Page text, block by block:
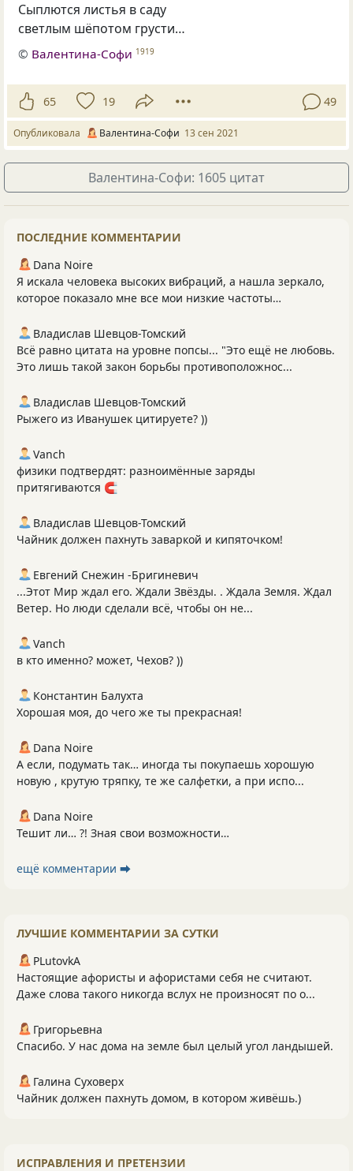
Сыплются листья в саду
светлым шёпотом грусти…
© Валентина-Софи 1919
65 19 49
Опубликовала Валентина-Софи 13 сен 2021
Валентина-Софи: 1605 цитат
ПОСЛЕДНИЕ КОММЕНТАРИИ
Dana Noire
Я искала человека высоких вибраций, а нашла зеркало,
которое показало мне все мои низкие частоты…
Владислав Шевцов-Томский
Всё равно цитата на уровне попсы... "Это ещё не любовь.
Это лишь такой закон борьбы противоположнос...
Владислав Шевцов-Томский
Рыжего из Иванушек цитируете? ))
Vanch
физики подтвердят: разноимённые заряды
притягиваются 🧲
Владислав Шевцов-Томский
Чайник должен пахнуть заваркой и кипяточком!
Евгений Снежин -Бригиневич
...Этот Мир ждал его. Ждали Звёзды. . Ждала Земля. Ждал
Ветер. Но люди сделали всё, чтобы он не...
Vanch
в кто именно? может, Чехов? ))
Константин Балухта
Хорошая моя, до чего же ты прекрасная!
Dana Noire
А если, подумать так… иногда ты покупаешь хорошую
новую , крутую тряпку, те же салфетки, а при испо...
Dana Noire
Тешит ли… ?! Зная свои возможности…
ещё комментарии ⮕
ЛУЧШИЕ КОММЕНТАРИИ ЗА СУТКИ
PLutоvkА
Настоящие афористы и афористами себя не считают.
Даже слова такого никогда вслух не произносят по о...
Григорьевна
Спасибо. У нас дома на земле был целый угол ландышей.
Галина Суховерх
Чайник должен пахнуть домом, в котором живёшь.)
ИСПРАВЛЕНИЯ И ПРЕТЕНЗИИ